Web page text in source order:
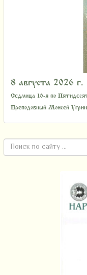
8 августа 2026
Седмица 10-я по
Преподобный Моисей